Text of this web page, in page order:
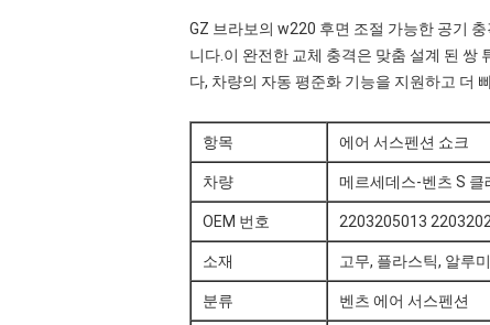
GZ 브라보의 w220 후면 조절 가능한 공기
니다.이 완전한 교체 충격은 맞춤 설계 된 쌍
다, 차량의 자동 평준화 기능을 지원하고 더
항목 에어 서스펜션 쇼크
차량 메르세데스-벤츠 S
OEM 번호 2203205013
소재 고무, 플라스틱, 알루
분류 벤츠 에어 서스펜션